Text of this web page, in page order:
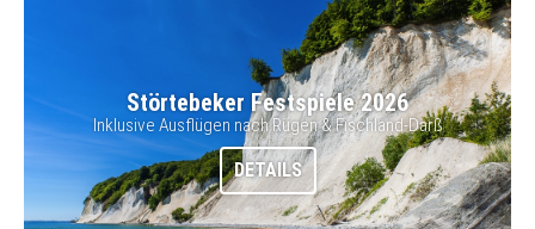
Störtebeker Festspiele 2026
Inklusive Ausflügen nach Rügen & Fischland-Darß
DETAILS